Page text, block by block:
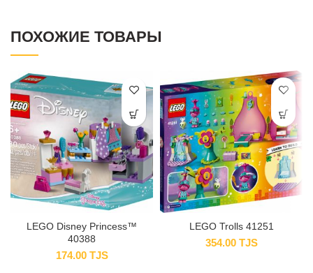
ПОХОЖИЕ ТОВАРЫ
LEGO Disney Princess™
40388
174.00 TJS
LEGO Trolls 41251
354.00 TJS